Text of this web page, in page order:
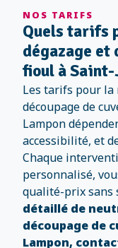
NOS TARIFS
Quels tarifs
dégazage et
fioul à
Les tarifs pour la
découpage de
Lampon
accessibilité, et
Chaque
personnalisé,
qualité-prix sans
détaillé de
découpage de
Lampon,